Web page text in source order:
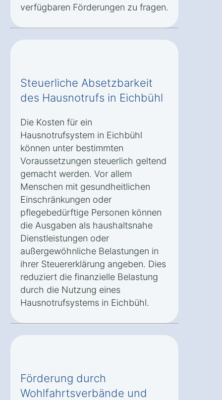
verfügbaren Förderungen zu fragen.
Steuerliche Absetzbarkeit
des Hausnotrufs in Eichbühl
Die Kosten für ein
Hausnotrufsystem in Eichbühl
können unter bestimmten
Voraussetzungen steuerlich geltend
gemacht werden. Vor allem
Menschen mit gesundheitlichen
Einschränkungen oder
pflegebedürftige Personen können
die Ausgaben als haushaltsnahe
Dienstleistungen oder
außergewöhnliche Belastungen in
ihrer Steuererklärung angeben. Dies
reduziert die finanzielle Belastung
durch die Nutzung eines
Hausnotrufsystems in Eichbühl.
Förderung durch
Wohlfahrtsverbände und